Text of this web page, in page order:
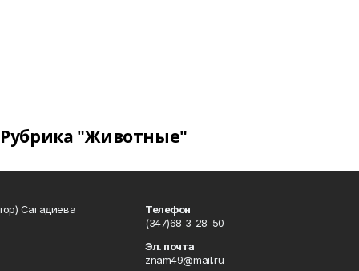
Рубрика "Животные"
Сагадиева
Телефон
(347)68 3-28-50
Эл. почта
znam49@mail.ru